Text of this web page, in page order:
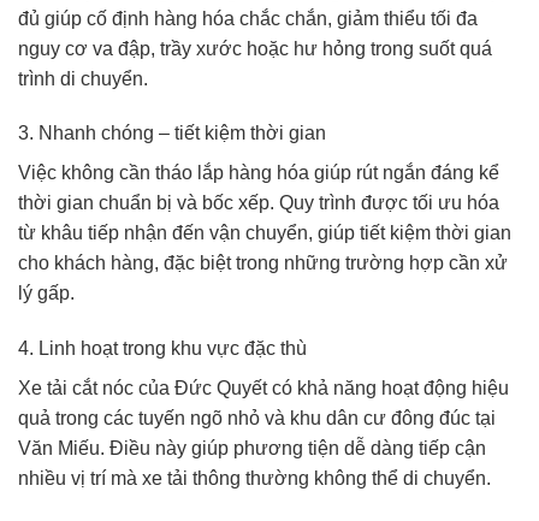
đủ giúp cố định hàng hóa chắc chắn, giảm thiểu tối đa
nguy cơ va đập, trầy xước hoặc hư hỏng trong suốt quá
trình di chuyển.
3. Nhanh chóng – tiết kiệm thời gian
Việc không cần tháo lắp hàng hóa giúp rút ngắn đáng kể
thời gian chuẩn bị và bốc xếp. Quy trình được tối ưu hóa
từ khâu tiếp nhận đến vận chuyển, giúp tiết kiệm thời gian
cho khách hàng, đặc biệt trong những trường hợp cần xử
lý gấp.
4. Linh hoạt trong khu vực đặc thù
Xe tải cắt nóc của Đức Quyết có khả năng hoạt động hiệu
quả trong các tuyến ngõ nhỏ và khu dân cư đông đúc tại
Văn Miếu. Điều này giúp phương tiện dễ dàng tiếp cận
nhiều vị trí mà xe tải thông thường không thể di chuyển.